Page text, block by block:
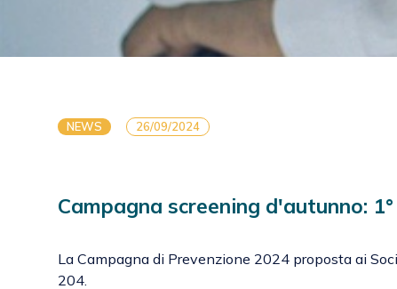
NEWS 26/09/2024
Campagna screening d'autunno:
La Campagna di Prevenzione 2024 proposta ai
204.